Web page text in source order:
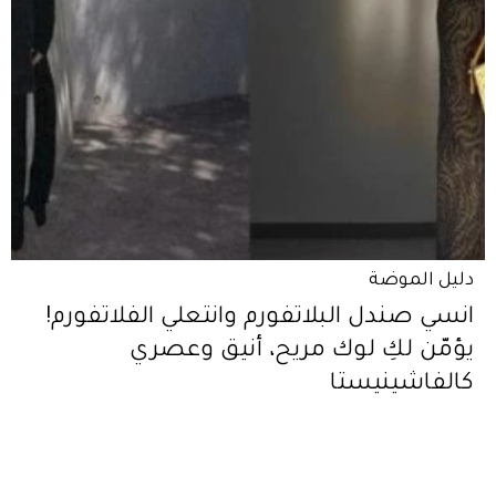
دليل الموضة
انسي صندل البلاتفورم وانتعلي الفلاتفورم!
يؤمّن لكِ لوك مريح، أنيق وعصري
كالفاشينيستا